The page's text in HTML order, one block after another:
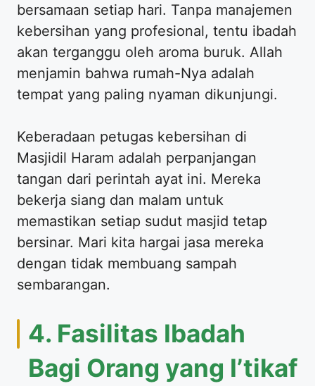
bersamaan setiap hari. Tanpa manajemen
kebersihan yang profesional, tentu ibadah
akan terganggu oleh aroma buruk. Allah
menjamin bahwa rumah-Nya adalah
tempat yang paling nyaman dikunjungi.
Keberadaan petugas kebersihan di
Masjidil Haram adalah perpanjangan
tangan dari perintah ayat ini. Mereka
bekerja siang dan malam untuk
memastikan setiap sudut masjid tetap
bersinar. Mari kita hargai jasa mereka
dengan tidak membuang sampah
sembarangan.
4. Fasilitas Ibadah
Bagi Orang yang I’tikaf